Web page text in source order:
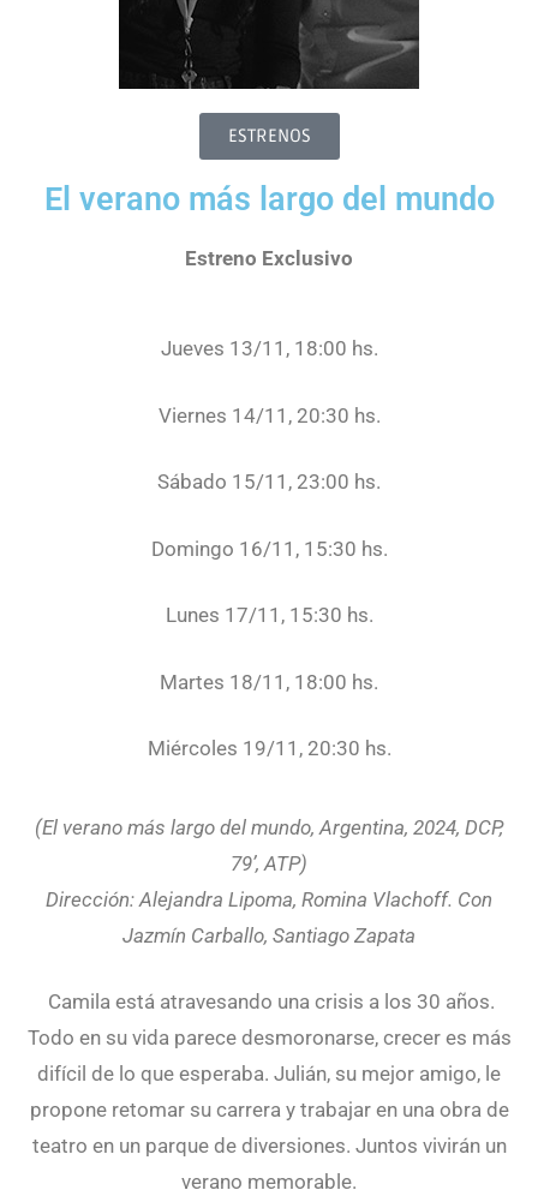
ESTRENOS
El verano más largo del mundo
Estreno Exclusivo
Jueves 13/11, 18:00 hs.
Viernes 14/11, 20:30 hs.
Sábado 15/11, 23:00 hs.
Domingo 16/11, 15:30 hs.
Lunes 17/11, 15:30 hs.
Martes 18/11, 18:00 hs.
Miércoles 19/11, 20:30 hs.
(El verano más largo del mundo, Argentina, 2024, DCP,
79’, ATP)
Dirección: Alejandra Lipoma, Romina Vlachoff. Con
Jazmín Carballo, Santiago Zapata
Camila está atravesando una crisis a los 30 años.
Todo en su vida parece desmoronarse, crecer es más
difícil de lo que esperaba. Julián, su mejor amigo, le
propone retomar su carrera y trabajar en una obra de
teatro en un parque de diversiones. Juntos vivirán un
verano memorable.